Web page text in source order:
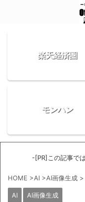
楽天経済圏
モンハン
-[PR]この記事で
HOME >AI >AI画像生成 >
AI AI画像生成